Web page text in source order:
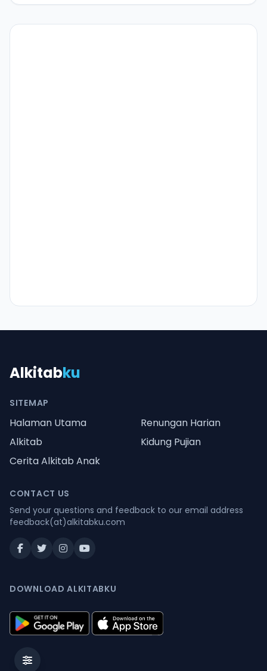
Alkitabku
SITEMAP
Halaman Utama
Renungan Harian
Alkitab
Kidung Pujian
Cerita Alkitab Anak
CONTACT US
Send your questions and feedback to our email address
feedback(at)alkitabku.com
DOWNLOAD ALKITABKU